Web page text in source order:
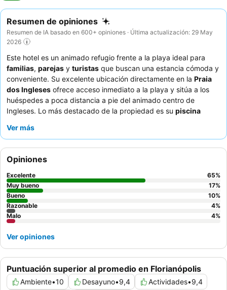
Resumen de opiniones
Resumen de IA basado en 600+ opiniones · Última actualización: 29 May
2026
Este hotel es un animado refugio frente a la playa ideal para
familias, parejas y turistas que buscan una estancia cómoda y
conveniente. Su excelente ubicación directamente en la Praia
dos Ingleses ofrece acceso inmediato a la playa y sitúa a los
huéspedes a poca distancia a pie del animado centro de
Ingleses. Lo más destacado de la propiedad es su piscina
ofrece un refrescante escape para todos. Los huéspedes
desayuno bufé
variedad y calidad. Para una experiencia verdaderamente
relajante, considere utilizar el conveniente
que
ofrece sillas y sombrillas.
Ver más
Puntuación superior al promedio en Florianópolis
Ambiente•10 Desayuno•9,4 Actividades•9,4
Opiniones
Excelente 65%
Muy bueno
17%
Bueno
10%
Razonable
4%
Malo
4%
Ver opiniones